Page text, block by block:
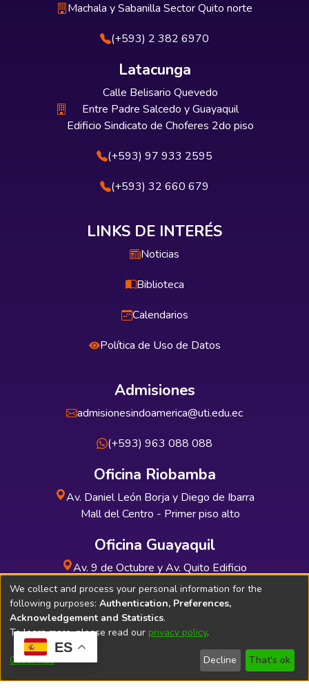
ES
Machala y Sabanilla Sector Quito norte
(+593) 2 382 6970
Latacunga
Calle Belisario Quevedo
Entre Padre Salcedo y Guayaquil
Edificio Sindicato de Choferes 2do piso
(+593) 97 933 2595
(+593) 32 660 679
LINKS DE INTERÉS
Noticias
Biblioteca
Calendarios
Política de Uso de Datos
Admisiones
admisionesindoamerica@uti.edu.ec
(+593) 963 088 088
Oficina Riobamba
Av. Daniel León Borja y Diego de Ibarra
Mall del Centro - Primer piso alto
Oficina Guayaquil
Av. 9 de Octubre y Av. Quito Edificio
INDUAUTO - Planta baja
Soporte Técnico Bibliolatino.com
We collect and process your personal information for the
following purposes: Authentication, Preferences,
Acknowledgement and Statistics.
To learn more, please read our privacy policy.
Customize Decline That's ok